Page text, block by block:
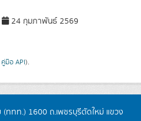
24 กุมภาพันธ์ 2569
คู่มือ API).
(ททท.) 1600 ถ.เพชรบุรีตัดใหม่ แขวง